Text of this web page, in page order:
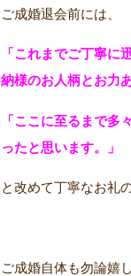
ご成婚退会前には、
「これまでご丁寧
納様のお人柄とお力
「ここに至るまで
ったと思います。」
と改めて丁寧なお礼
ご成婚自体も勿論嬉